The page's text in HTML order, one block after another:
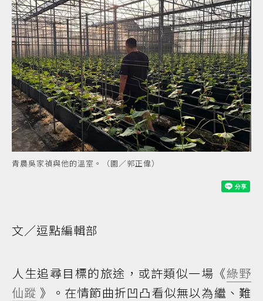
青農吳家禎與他的溫室。（圖／郭正偉）
文／逗點編輯部
人生追尋目標的旅途，或許類似一場《綠野
仙蹤 》。在情節曲折凹凸看似無以為繼、難